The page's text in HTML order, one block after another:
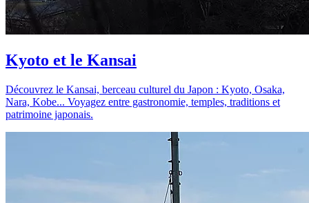
Kyoto et le Kansai
Découvrez le Kansai, berceau culturel du Japon : Kyoto, Osaka,
Nara, Kobe... Voyagez entre gastronomie, temples, traditions et
patrimoine japonais.